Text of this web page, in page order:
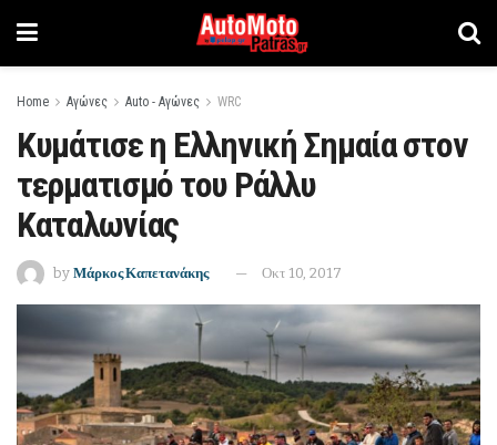
Home Αγώνες Auto - Αγώνες WRC
Κυμάτισε η Ελληνική Σημαία στον
τερματισμό του Ράλλυ
Καταλωνίας
by Μάρκος Καπετανάκης Οκτ 10, 2017